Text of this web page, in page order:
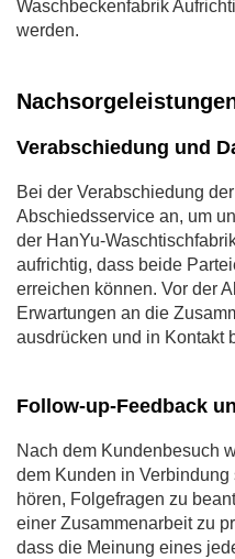
Waschbeckenfabrik
werden.
Verabschiedung und
Bei der Verabschiedung
Abschiedsservice an, um
der HanYu-
aufrichtig, dass beide
erreichen können. Vor der
Erwartungen an die
ausdrücken und in Kontakt
Follow-up-Feedback
Nach dem Kundenbesuch
dem Kunden in
hören, Folgefragen zu
einer Zusammenarbeit zu
dass die Meinung eines